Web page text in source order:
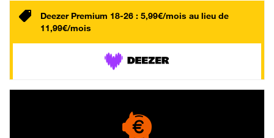
Deezer Premium 18-26 : 5,99€/mois au lieu de
11,99€/mois